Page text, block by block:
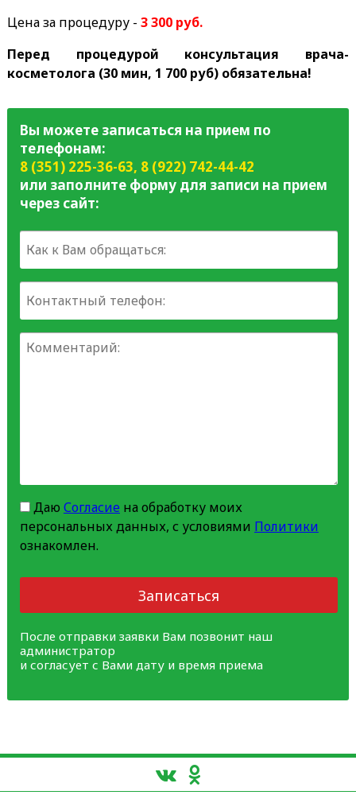
Цена за процедуру - 3 300 руб.
Перед процедурой консультация врача-
косметолога (30 мин, 1 700 руб) обязательна!
Вы можете записаться на прием по
телефонам:
8 (351) 225-36-63, 8 (922) 742-44-42
или заполните форму для записи на прием
через сайт:
Даю Согласиена обработку моих
персональных данных, с условиями Политики
ознакомлен.
Записаться
После отправки заявки Вам позвонит наш
администратор
и согласует с Вами дату и время приема